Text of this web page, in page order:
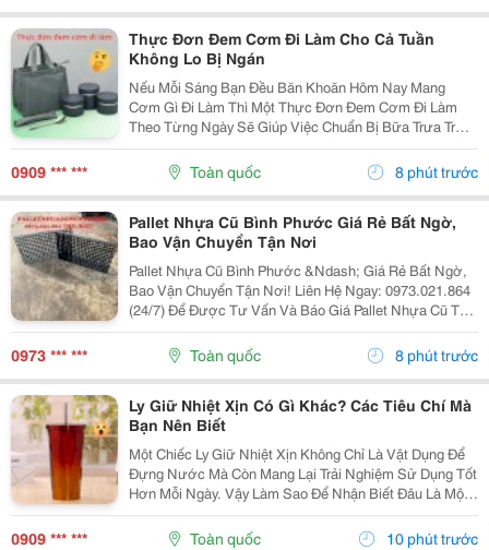
Thực Đơn Đem Cơm Đi Làm Cho Cả Tuần
Không Lo Bị Ngán
Nếu Mỗi Sáng Bạn Đều Băn Khoăn Hôm Nay Mang
Cơm Gì Đi Làm Thì Một Thực Đơn Đem Cơm Đi Làm
Theo Từng Ngày Sẽ Giúp Việc Chuẩn Bị Bữa Trưa Trở
Nên Đơn Giản Hơn. Dưới Đây Là Những Gợi Ý Dễ Áp
Dụng, Vừa Ngon Miệng Vừa Đủ Dinh Dưỡng. 1. Thực
Đơn Đem Cơm...
0909 *** *** Toàn quốc 8 phút trước
Pallet Nhựa Cũ Bình Phước Giá Rẻ Bất Ngờ,
Bao Vận Chuyển Tận Nơi
Pallet Nhựa Cũ Bình Phước &Ndash; Giá Rẻ Bất Ngờ,
Bao Vận Chuyển Tận Nơi! Liên Hệ Ngay: 0973.021.864
(24/7) Để Được Tư Vấn Và Báo Giá Pallet Nhựa Cũ Tại
Bình Phước! Kho Xưởng Đang Cần Pallet? Đừng Vội
Mua Pallet Mới Cho &Ldquo;Đau Ví&Rdquo; Nha!...
0973 *** *** Toàn quốc 8 phút trước
Ly Giữ Nhiệt Xịn Có Gì Khác? Các Tiêu Chí Mà
Bạn Nên Biết
Một Chiếc Ly Giữ Nhiệt Xịn Không Chỉ Là Vật Dụng Để
Đựng Nước Mà Còn Mang Lại Trải Nghiệm Sử Dụng Tốt
Hơn Mỗi Ngày. Vậy Làm Sao Để Nhận Biết Đâu Là Một
Chiếc Ly Giữ Nhiệt Xịn Đáng Để Đầu Tư? Hãy Cùng
Cozycup Tìm Hiểu Trong Bài Viết Dưới Đây. 1. Thế...
0909 *** *** Toàn quốc 10 phút trước